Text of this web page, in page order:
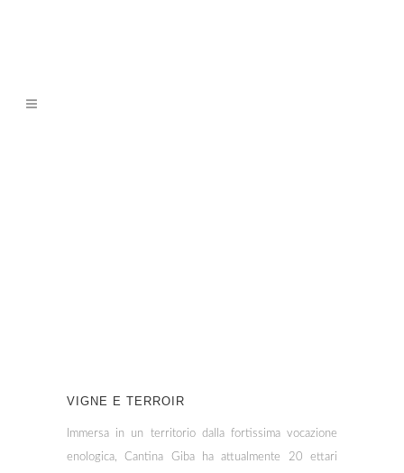
VIGNE E TERROIR
Immersa in un territorio dalla fortissima vocazione
enologica, Cantina Giba ha attualmente 20 ettari